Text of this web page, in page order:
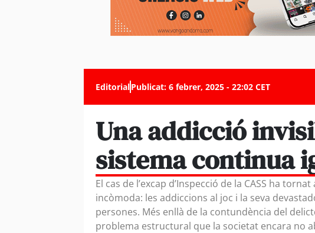
EditorialPublicat: 6 febrer, 2025 - 22:02 CET
Una addicció
sistema continua
El cas de l’excap d’Inspecció de la CASS ha
incòmoda: les addiccions al joc i la seva
persones. Més enllà de la contundència del
problema estructural que la societat encara no